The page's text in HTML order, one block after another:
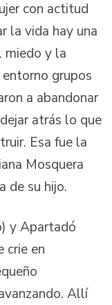
con actitud
la vida hay una
miedo y la
grupos
a abandonar
atrás lo que
Esa fue la
Mosquera
de su hijo.
y Apartadó
crie en
Allí